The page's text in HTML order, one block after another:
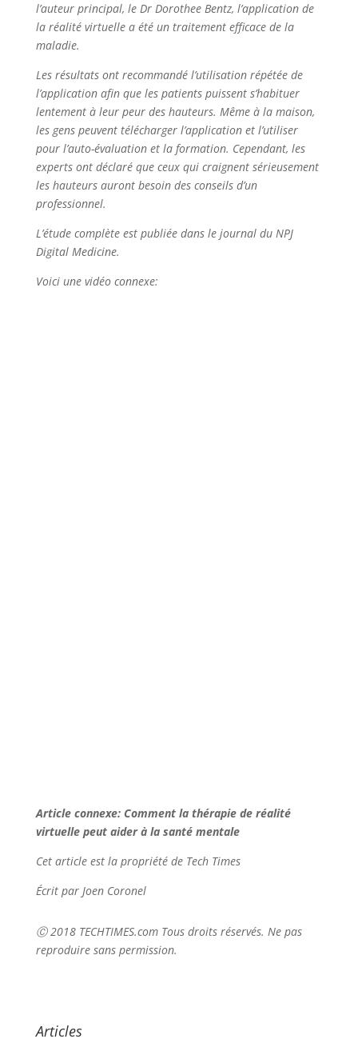
l’auteur principal, le Dr Dorothee Bentz, l’application de
la réalité virtuelle a été un traitement efficace de la
maladie.
Les résultats ont recommandé l’utilisation répétée de
l’application afin que les patients puissent s’habituer
lentement à leur peur des hauteurs. Même à la maison,
les gens peuvent télécharger l’application et l’utiliser
pour l’auto-évaluation et la formation. Cependant, les
experts ont déclaré que ceux qui craignent sérieusement
les hauteurs auront besoin des conseils d’un
professionnel.
L’étude complète est publiée dans le journal du NPJ
Digital Medicine.
Voici une vidéo connexe:
Article connexe: Comment la thérapie de réalité
virtuelle peut aider à la santé mentale
Cet article est la propriété de Tech Times
Écrit par Joen Coronel
Ⓒ 2018 TECHTIMES.com Tous droits réservés. Ne pas
reproduire sans permission.
Articles